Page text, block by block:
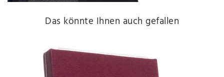
Das könnte Ihnen auch gefallen